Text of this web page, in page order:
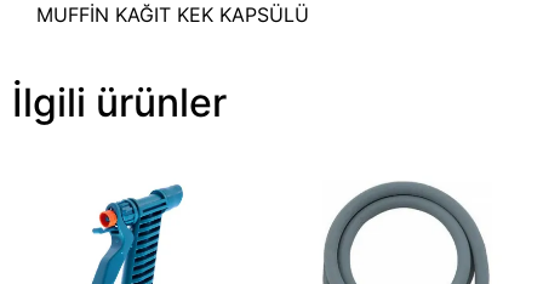
MUFFİN KAĞIT KEK KAPSÜLÜ
İlgili ürünler